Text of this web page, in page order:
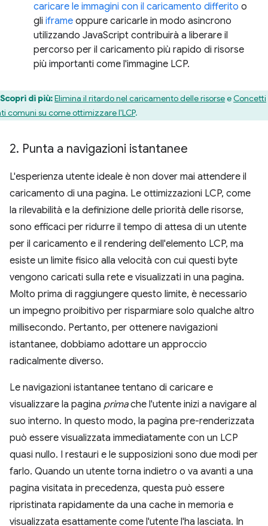
caricare le immagini con il caricamento differito o
gli iframe oppure caricarle in modo asincrono
utilizzando JavaScript contribuirà a liberare il
percorso per il caricamento più rapido di risorse
più importanti come l'immagine LCP.
Scopri di più:Elimina il ritardo nel caricamento delle risorseeConcetti
comuni su come ottimizzare l'LCP.
2. Punta a navigazioni istantanee
L'esperienza utente ideale è non dover mai attendere il
caricamento di una pagina. Le ottimizzazioni LCP, come
la rilevabilità e la definizione delle priorità delle risorse,
sono efficaci per ridurre il tempo di attesa di un utente
per il caricamento e il rendering dell'elemento LCP, ma
esiste un limite fisico alla velocità con cui questi byte
vengono caricati sulla rete e visualizzati in una pagina.
Molto prima di raggiungere questo limite, è necessario
un impegno proibitivo per risparmiare solo qualche altro
millisecondo. Pertanto, per ottenere navigazioni
istantanee, dobbiamo adottare un approccio
radicalmente diverso.
Le navigazioni istantanee tentano di caricare e
visualizzare la pagina primache l'utente inizi a navigare al
suo interno. In questo modo, la pagina pre-renderizzata
può essere visualizzata immediatamente con un LCP
quasi nullo. I restauri e le supposizioni sono due modi per
farlo. Quando un utente torna indietro o va avanti a una
pagina visitata in precedenza, questa può essere
ripristinata rapidamente da una cache in memoria e
visualizzata esattamente come l'utente l'ha lasciata. In